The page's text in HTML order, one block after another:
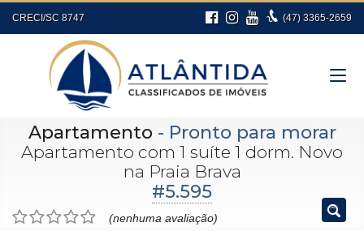
CRECI/SC 8747 (47) 3365-2659
Apartamento - Pronto para morar
Apartamento com 1 suíte 1 dorm. Novo
na Praia Brava
#5.595
(nenhuma avaliação)